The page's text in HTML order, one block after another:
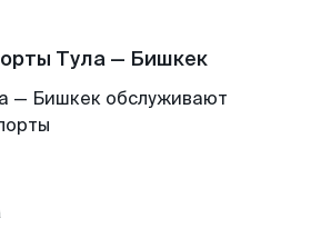
Тула — Бишкек
— Бишкек обслуживают